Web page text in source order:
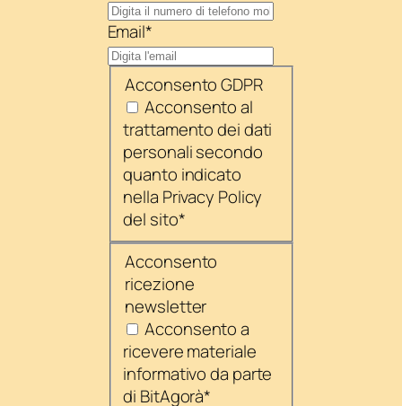
Email*
Acconsento GDPR
Acconsento al
trattamento dei dati
personali secondo
quanto indicato
nella Privacy Policy
del sito*
Acconsento
ricezione
newsletter
Acconsento a
ricevere materiale
informativo da parte
di BitAgorà*